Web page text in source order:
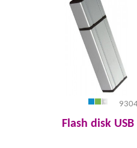
Flash disk USB